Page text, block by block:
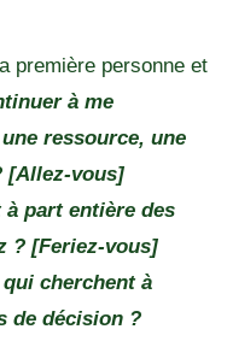
première personne et
à me
ressource, une
[Allez-vous]
part entière des
? [Feriez-vous]
cherchent à
de décision ?